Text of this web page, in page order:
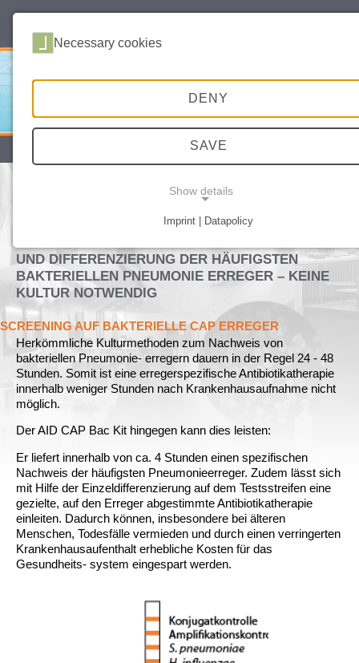
PCR NACHWEIS DER HÄUFIGSTEN
BAKTERIELLEN PNEUMONIE ERREGER
UND DIFFERENZIERUNG DER HÄUFIGSTEN
BAKTERIELLEN PNEUMONIE ERREGER – KEINE
KULTUR NOTWENDIG
SCREENING AUF BAKTERIELLE CAP ERREGER
Herkömmliche Kulturmethoden zum Nachweis von
bakteriellen Pneumonie- erregern dauern in der Regel 24 - 48
Stunden. Somit ist eine erregerspezifische Antibiotikatherapie
innerhalb weniger Stunden nach Krankenhausaufnahme nicht
möglich.
Der AID CAP Bac Kit hingegen kann dies leisten:
Er liefert innerhalb von ca. 4 Stunden einen spezifischen
Nachweis der häufigsten Pneumonieerreger. Zudem lässt sich
mit Hilfe der Einzeldifferenzierung auf dem Testsstreifen eine
gezielte, auf den Erreger abgestimmte Antibiotikatherapie
einleiten. Dadurch können, insbesondere bei älteren
Menschen, Todesfälle vermieden und durch einen verringerten
Krankenhausaufenthalt erhebliche Kosten für das
Gesundheits- system eingespart werden.
Necessary cookies
DENY
SAVE
Show details
Imprint | Datapolicy